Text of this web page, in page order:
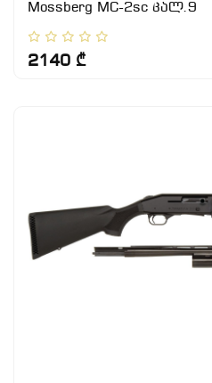
Mossberg MC-2sc კალ.9
2140 ₾